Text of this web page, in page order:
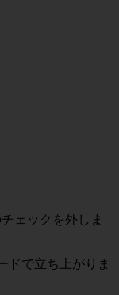
ェックを外しま
ドで立ち上がりま